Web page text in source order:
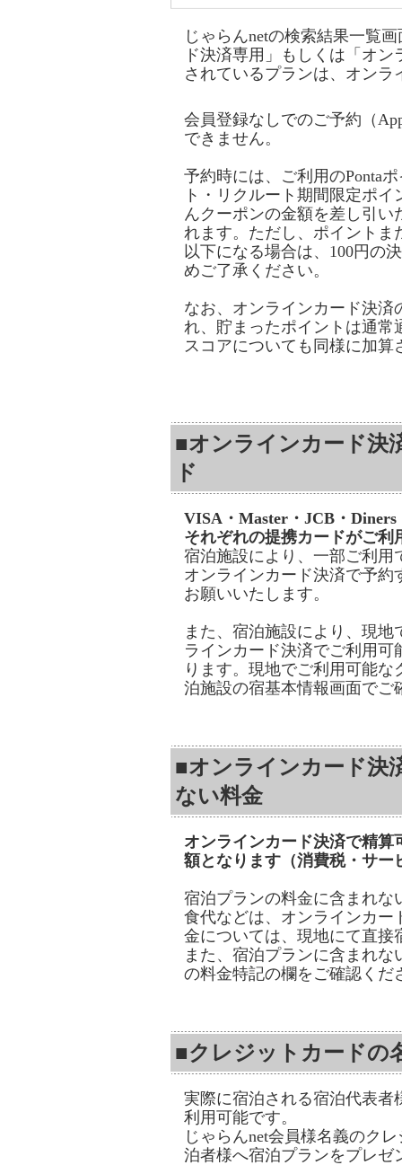
じゃらんnetの検索結果一覧
ド決済専用」もしくは「オ
されているプランは、オン
会員登録なしでのご予約（
できません。
予約時には、ご利用のPonta
ト・リクルート期間限定ポ
んクーポンの金額を差し引
れます。ただし、ポイントま
以下になる場合は、100円の
めご了承ください。
なお、オンラインカード決
れ、貯まったポイントは通常
スコアについても同様に加
■オンラインカード決
ド
VISA・Master・JCB・
それぞれの提携カードがご利
宿泊施設により、一部ご利用
オンラインカード決済で予
お願いいたします。
また、宿泊施設により、現
ラインカード決済でご利用
ります。現地でご利用可能
泊施設の宿基本情報画面でご
■オンラインカード決
ない料金
オンラインカード決済で精
額となります（消費税・サー
宿泊プランの料金に含まれな
食代などは、オンラインカー
金については、現地にて直接
また、宿泊プランに含まれ
の料金特記の欄をご確認くだ
■クレジットカードの
実際に宿泊される宿泊代表者
利用可能です。
じゃらんnet会員様名義のク
泊者様へ宿泊プランをプレゼ